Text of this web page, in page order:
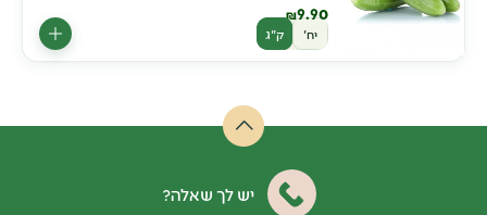
יח' ק"ג
₪9.90
יש לך שאלה?